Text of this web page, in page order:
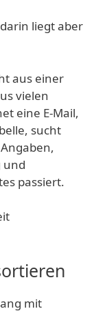
liegt aber
aus einer
vielen
eine E-Mail,
sucht
und
passiert.
mit